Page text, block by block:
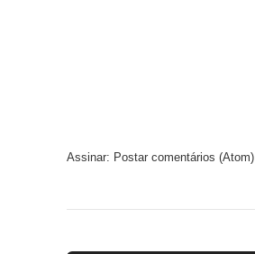
Assinar: Postar comentários (Atom)